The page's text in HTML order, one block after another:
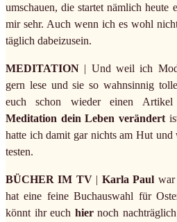
umschauen, die startet nämlich heute
mir sehr. Auch wenn ich es wohl
täglich dabeizusein.
MEDITATION | Und weil ich
gern lese und sie so wahnsinnig
euch schon wieder einen
Meditation dein Leben verändert
hatte ich damit gar nichts am Hut
testen.
BÜCHER IM TV| Karla Paul
hat eine feine Buchauswahl für
könnt ihr euch hiernoch